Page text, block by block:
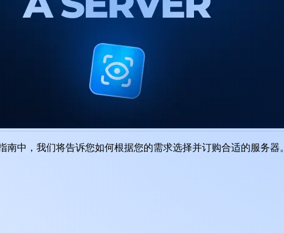
中，我们将告诉您如何根据您的需求选择并订购合适的服务器。